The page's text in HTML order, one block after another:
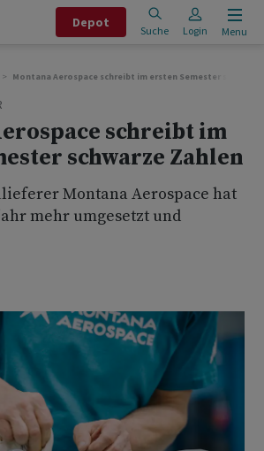
Depot
Suche Login Menu
Montana Aerospace schreibt im ersten Semester
schreibt im
schwarze Zahlen
Montana Aerospace hat
mehr umgesetzt und